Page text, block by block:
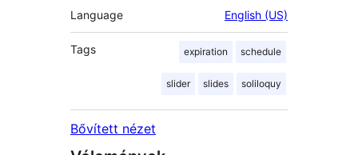
Language English (US)
Tags expiration schedule
slider slides soliloquy
Bővített nézet